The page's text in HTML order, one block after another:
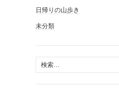
日帰りの山歩き
未分類
検
索: